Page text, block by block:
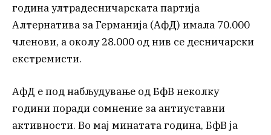
година ултрадесничарската партија
Алтернатива за Германија (АфД) имала 70.000
членови, а околу 28.000 од нив се десничарски
екстремисти.
АфД е под набљудување од БфВ неколку
години поради сомнение за антиуставни
активности. Во мај минатата година, БфВ ја